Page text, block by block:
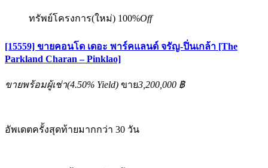
ทรัพย์โครงการ(ใหม่) 100%Off
[15559] ขายคอนโด เดอะ พาร์คแลนด์ จรัญ-ปิ่นเกล้า [The
Parkland Charan – Pinklao]
ขายพร้อมผู้เช่า(4.50% Yield) ขาย3,200,000 ฿
อัพเดตครั้งสุดท้ายมากกว่า 30 วัน